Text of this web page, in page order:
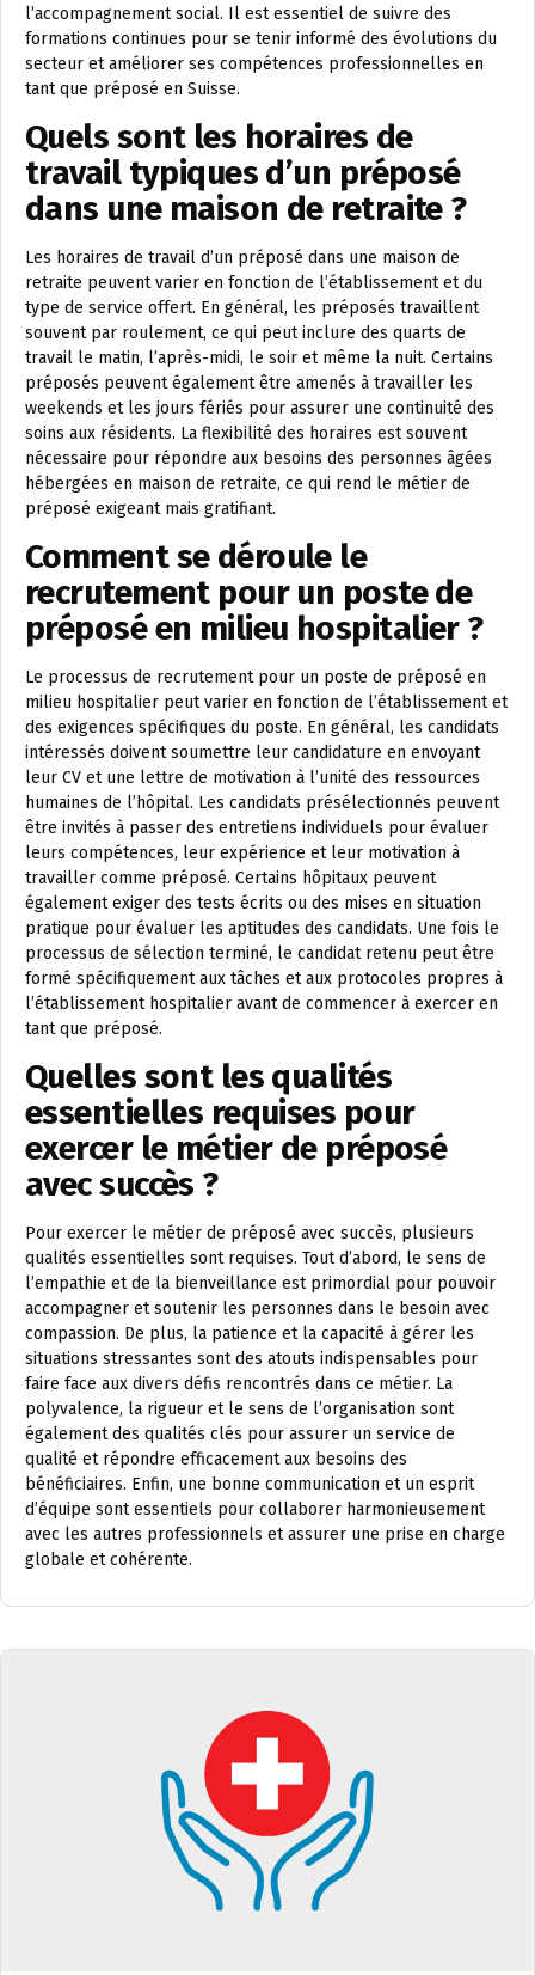
l’accompagnement social. Il est essentiel de suivre des
formations continues pour se tenir informé des évolutions du
secteur et améliorer ses compétences professionnelles en
tant que préposé en Suisse.
Quels sont les horaires de
travail typiques d’un préposé
dans une maison de retraite ?
Les horaires de travail d’un préposé dans une maison de
retraite peuvent varier en fonction de l’établissement et du
type de service offert. En général, les préposés travaillent
souvent par roulement, ce qui peut inclure des quarts de
travail le matin, l’après-midi, le soir et même la nuit. Certains
préposés peuvent également être amenés à travailler les
weekends et les jours fériés pour assurer une continuité des
soins aux résidents. La flexibilité des horaires est souvent
nécessaire pour répondre aux besoins des personnes âgées
hébergées en maison de retraite, ce qui rend le métier de
préposé exigeant mais gratifiant.
Comment se déroule le
recrutement pour un poste de
préposé en milieu hospitalier ?
Le processus de recrutement pour un poste de préposé en
milieu hospitalier peut varier en fonction de l’établissement et
des exigences spécifiques du poste. En général, les candidats
intéressés doivent soumettre leur candidature en envoyant
leur CV et une lettre de motivation à l’unité des ressources
humaines de l’hôpital. Les candidats présélectionnés peuvent
être invités à passer des entretiens individuels pour évaluer
leurs compétences, leur expérience et leur motivation à
travailler comme préposé. Certains hôpitaux peuvent
également exiger des tests écrits ou des mises en situation
pratique pour évaluer les aptitudes des candidats. Une fois le
processus de sélection terminé, le candidat retenu peut être
formé spécifiquement aux tâches et aux protocoles propres à
l’établissement hospitalier avant de commencer à exercer en
tant que préposé.
Quelles sont les qualités
essentielles requises pour
exercer le métier de préposé
avec succès ?
Pour exercer le métier de préposé avec succès, plusieurs
qualités essentielles sont requises. Tout d’abord, le sens de
l’empathie et de la bienveillance est primordial pour pouvoir
accompagner et soutenir les personnes dans le besoin avec
compassion. De plus, la patience et la capacité à gérer les
situations stressantes sont des atouts indispensables pour
faire face aux divers défis rencontrés dans ce métier. La
polyvalence, la rigueur et le sens de l’organisation sont
également des qualités clés pour assurer un service de
qualité et répondre efficacement aux besoins des
bénéficiaires. Enfin, une bonne communication et un esprit
d’équipe sont essentiels pour collaborer harmonieusement
avec les autres professionnels et assurer une prise en charge
globale et cohérente.